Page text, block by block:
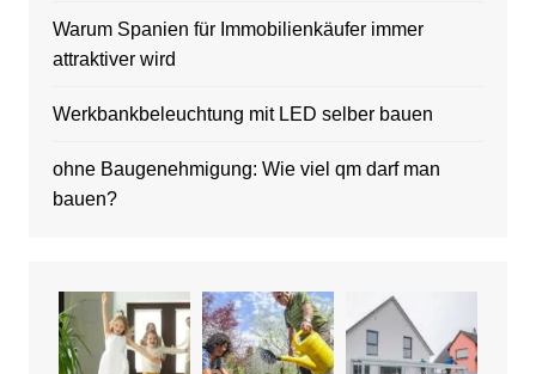
Warum Spanien für Immobilienkäufer immer
attraktiver wird
Werkbankbeleuchtung mit LED selber bauen
ohne Baugenehmigung: Wie viel qm darf man
bauen?